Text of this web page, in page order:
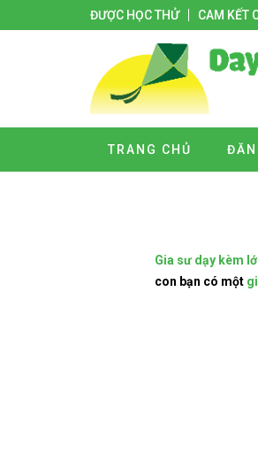
ĐƯỢC HỌC THỬ CAM KẾT
TRANG CHỦ
Gia sư dạy kèm
con bạn có một